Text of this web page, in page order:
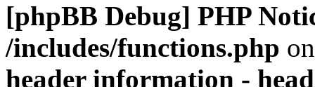
[phpBB Debug] PHP
/includes/functions.php
header information -